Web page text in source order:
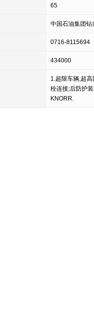
65
中国石油集团钻
0716-8115694
434000
1.超限车辆,超
栓连接;后防护
KNORR.